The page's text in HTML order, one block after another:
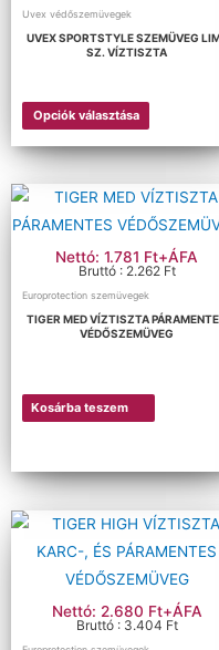
Uvex védőszemüvegek
UVEX SPORTSTYLE SZEMÜVEG
SZ. VÍZTISZTA
Opciók választása
Nettó: 1.781 Ft+ÁFA
Bruttó : 2.262 Ft
Europrotection szemüvegek
TIGER MED VÍZTISZTA
VÉDŐSZEMÜVEG
Kosárba teszem
Nettó: 2.680 Ft+ÁFA
Bruttó : 3.404 Ft